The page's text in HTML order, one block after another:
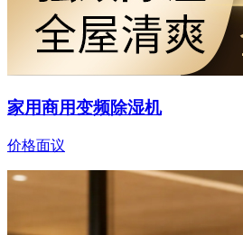
家用商用变频除湿机
价格面议